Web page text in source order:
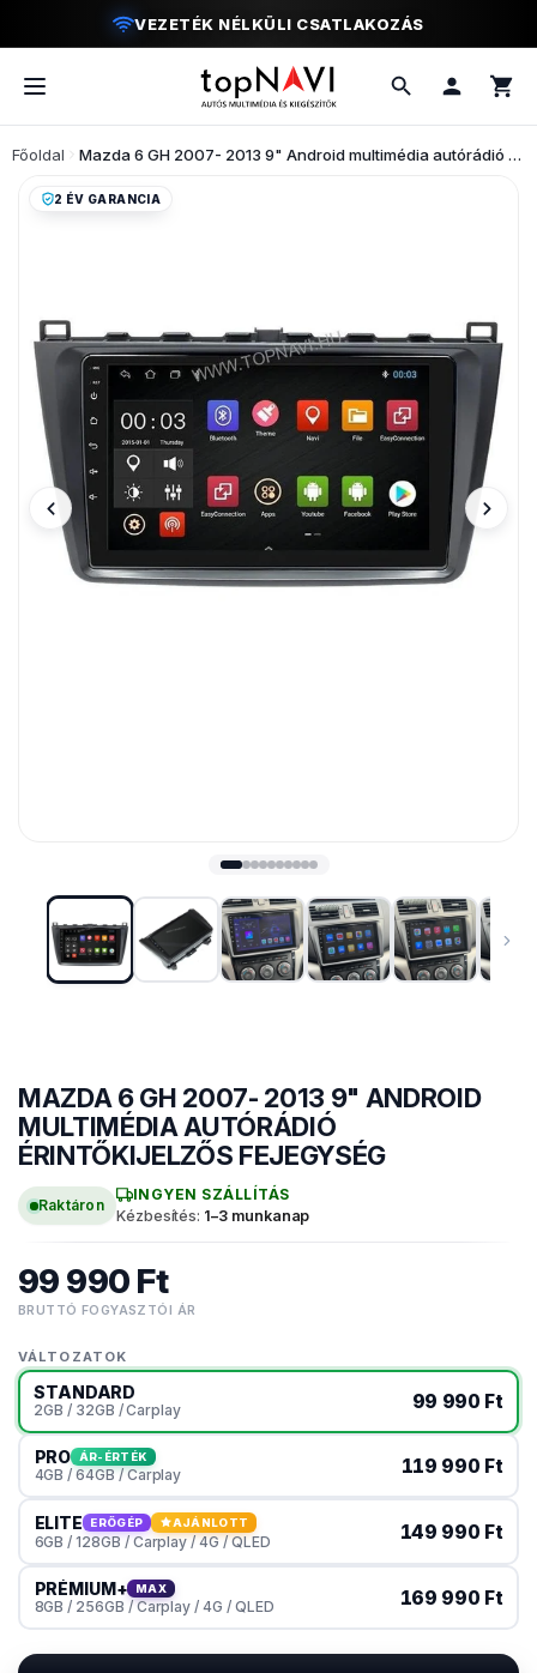
MODERN VEZETÉSI ÉLMÉNY
Főoldal Mazda 6 GH 2007- 2013 9" Android multimédia autórádió érintőkijelzős fejegység
2 ÉV GARANCIA
MÁRKASPECIFIKUS MULTIMÉDIA
MAZDA 6 GH 2007- 2013 9" ANDROID
MULTIMÉDIA AUTÓRÁDIÓ
ÉRINTŐKIJELZŐS FEJEGYSÉG
INGYEN SZÁLLÍTÁS
Kézbesítés: 1–3 munkanap
Raktáron
99 990 Ft
BRUTTÓ FOGYASZTÓI ÁR
VÁLTOZATOK
STANDARD
2GB / 32GB / Carplay 99 990 Ft
PRO ÁR-ÉRTÉK
4GB / 64GB / Carplay 119 990 Ft
ELITE ERŐGÉP AJÁNLOTT
6GB / 128GB / Carplay / 4G / QLED 149 990 Ft
PRÉMIUM+ MAX
8GB / 256GB / Carplay / 4G / QLED 169 990 Ft